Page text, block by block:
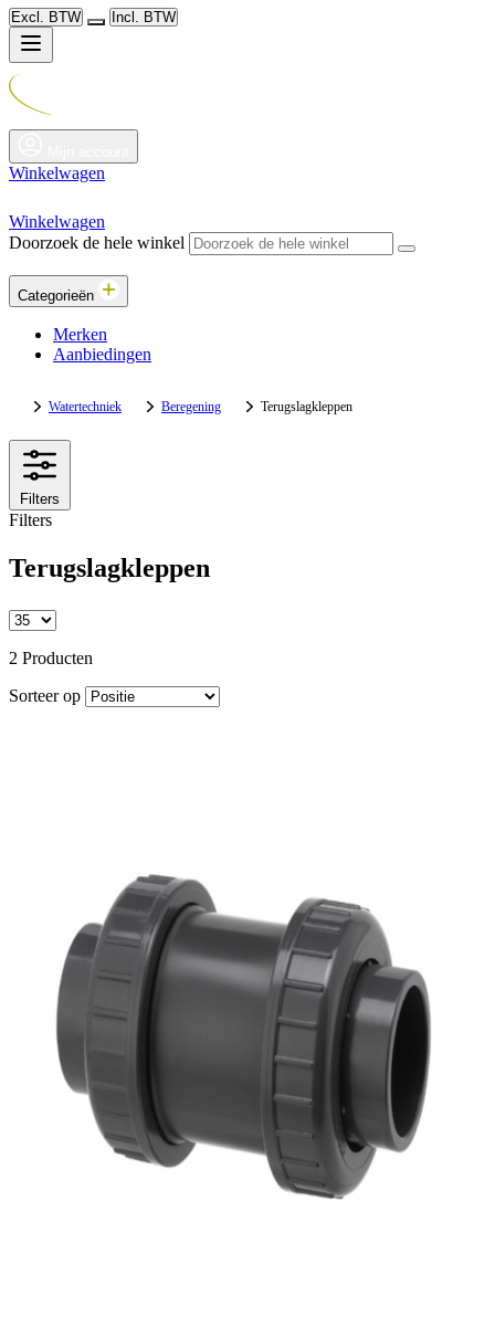
Excl. BTW Incl. BTW
Winkelwagen
Winkelwagen
Doorzoek de hele winkel
Categorieën
Merken
Aanbiedingen
Watertechniek Beregening Terugslagkleppen
Filters
Filters
Terugslagkleppen
2 Producten
Sorteer op